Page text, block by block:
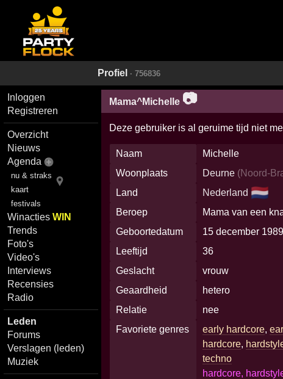
Profiel · 756836
Inloggen
Registreren
Overzicht
Nieuws
Agenda
nu & straks
kaart
festivals
WinactiesWIN
Trends
Foto's
Video's
Interviews
Recensies
Radio
Leden
Forums
Verslagen (leden)
Muziek
Mama^Michelle 📷
Deze gebruiker is al geruime tijd niet
Naam
Michelle
Woonplaats
Deurne (Noord-
Land
Nederland 🇳🇱
Beroep
Mama van een
Geboortedatum
15 december 1989
Leeftijd
36
Geslacht
vrouw
Geaardheid
hetero
Relatie
nee
Favoriete genres
early hardcore,
hardcore,
techno
hardcore,